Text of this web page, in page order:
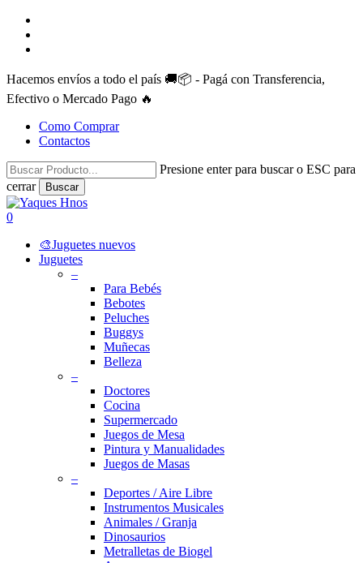
Skip
main
Hacemos envíos a todo el país 🚚📦 - Pagá con Transferencia,
Efectivo o Mercado Pago 🔥
Como Comprar
Contactos
Presione enter para buscar o ESC para
cerrar
Buscar
Close
Search
search
account
0
🎨Juguetes nuevos
Juguetes
–
Para Bebés
Bebotes
Peluches
Buggys
Muñecas
Belleza
–
Doctores
Cocina
Supermercado
Juegos de Mesa
Pintura y Manualidades
Juegos de Masas
–
Deportes / Aire Libre
Instrumentos Musicales
Animales / Granja
Dinosaurios
Metralletas de Biogel